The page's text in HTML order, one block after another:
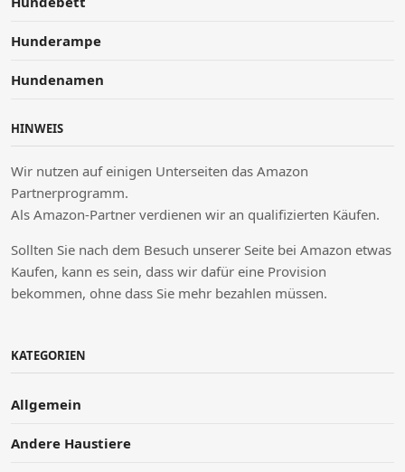
Hunderampe
Hundenamen
HINWEIS
Wir nutzen auf einigen Unterseiten das Amazon
Partnerprogramm.
Als Amazon-Partner verdienen wir an qualifizierten Käufen.
Sollten Sie nach dem Besuch unserer Seite bei Amazon etwas
Kaufen, kann es sein, dass wir dafür eine Provision
bekommen, ohne dass Sie mehr bezahlen müssen.
KATEGORIEN
Allgemein
Andere Haustiere